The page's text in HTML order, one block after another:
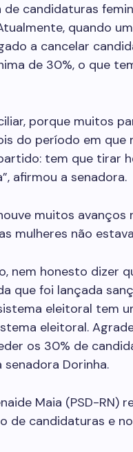
de candidaturas
quando
a cancelar
de 30%, o que
porque muitos
do período em que
tem que tirar
afirmou a senadora.
muitos
mulheres não
nem honesto dizer
que foi lançada
eleitoral tem
eleitoral.
os 30% de
senadora Dorinha.
Maia (PSD-
de candidaturas e